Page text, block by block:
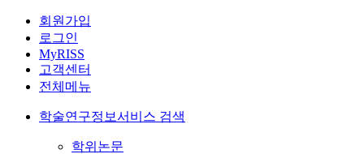
회원가입
로그인
MyRISS
고객센터
전체메뉴
학술연구정보서비스 검색
학위논문